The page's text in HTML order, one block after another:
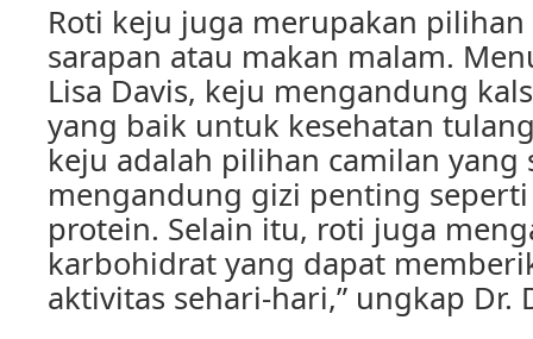
Roti keju juga merupakan
sarapan atau makan malam.
Lisa Davis, keju mengandung
yang baik untuk kesehatan
keju adalah pilihan camilan yang
mengandung gizi penting
protein. Selain itu, roti juga
karbohidrat yang dapat
aktivitas sehari-hari,” ungkap Dr.